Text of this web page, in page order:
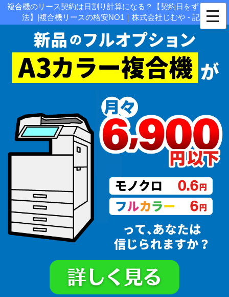
複合機のリース契約は日割り計算になる？【契約日をずらす方
法】|複合機リースの格安NO1｜株式会社じむや - 記事